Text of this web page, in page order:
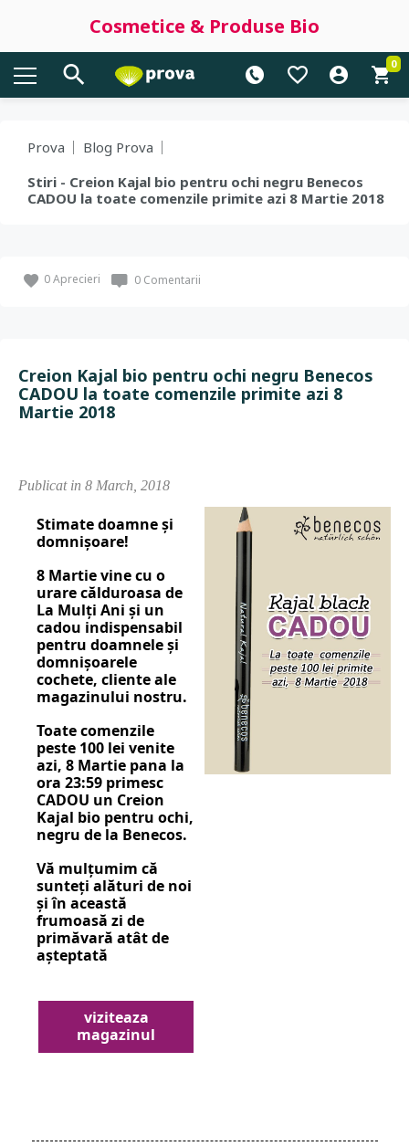
Cosmetice & Produse Bio
0
Prova
Blog Prova
Stiri - Creion Kajal bio pentru ochi negru Benecos
CADOU la toate comenzile primite azi 8 Martie 2018
0Aprecieri 0 Comentarii
Creion Kajal bio pentru ochi negru Benecos
CADOU la toate comenzile primite azi 8
Martie 2018
Publicat in 8 March, 2018
Stimate doamne și
domnișoare!
8 Martie vine cu o
urare călduroasa de
La Mulți Ani și un
cadou indispensabil
pentru doamnele și
domnișoarele
cochete, cliente ale
magazinului nostru.
Toate comenzile
peste 100 lei venite
azi, 8 Martie pana la
ora 23:59 primesc
CADOU un Creion
Kajal bio pentru ochi,
negru de la Benecos.
Vă mulțumim că
sunteți alături de noi
și în această
frumoasă zi de
primăvară atât de
așteptată
viziteaza
magazinul